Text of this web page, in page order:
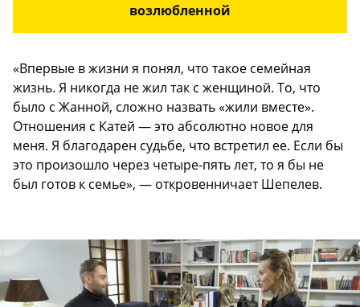
возлюбленной
«Впервые в жизни я понял, что такое семейная
жизнь. Я никогда не жил так с женщиной. То, что
было с Жанной, сложно назвать «жили вместе».
Отношения с Катей — это абсолютно новое для
меня. Я благодарен судьбе, что встретил ее. Если бы
это произошло через четыре-пять лет, то я бы не
был готов к семье», — откровенничает Шепелев.